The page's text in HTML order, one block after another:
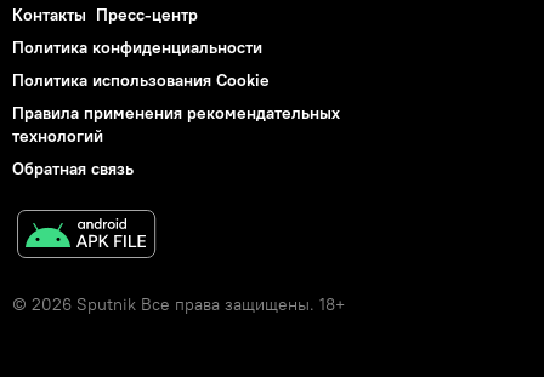
Контакты Пресс-центр
Политика конфиденциальности
Политика использования Cookie
Правила применения рекомендательных
технологий
Обратная связь
© 2026 Sputnik Все права защищены. 18+